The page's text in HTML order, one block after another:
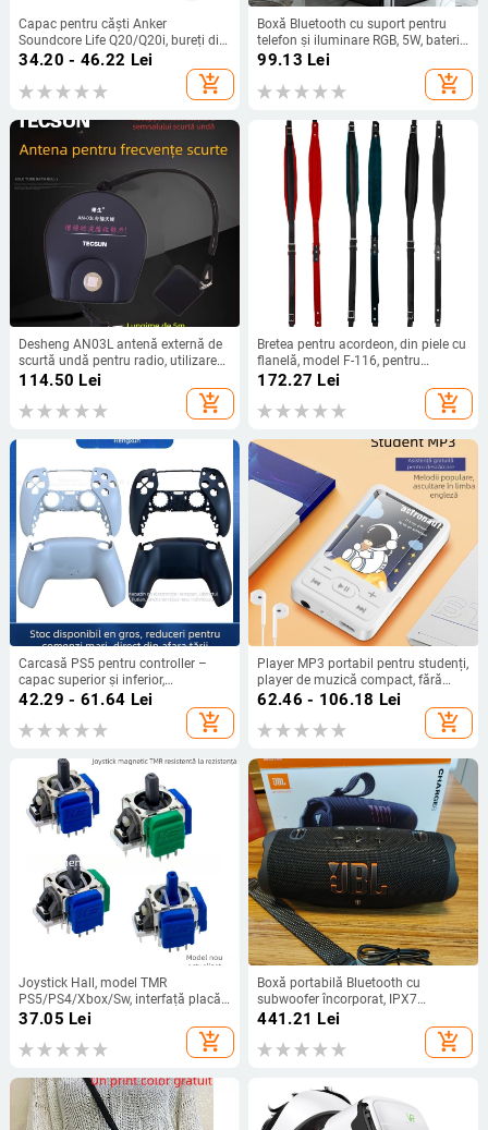
Capac pentru căști Anker
Soundcore Life Q20/Q20i, bureți din
piele proteică, montaj ușor
34.20 - 46.22 Lei
add_shopping_cart
Boxă Bluetooth cu suport pentru
telefon și iluminare RGB, 5W, baterie
încorporată 1200–2000 mAh,
Bluetooth 5.3, răspuns în frecvență
100 Hz–20 kHz, SNR ≥70 dB
99.13 Lei
add_shopping_cart
Desheng AN03L antenă externă de
scurtă undă pentru radio, utilizare
în exterior
114.50 Lei
add_shopping_cart
Bretea pentru acordeon, din piele cu
flanelă, model F-116, pentru
instrumente cu tastatură
172.27 Lei
add_shopping_cart
Carcasă PS5 pentru controller –
capac superior și inferior,
compatibil cu PS5 gamepad, nouă,
42.29 - 61.64 Lei
add_shopping_cart
Player MP3 portabil pentru studenți,
player de muzică compact, fără
înregistrare video
62.46 - 106.18 Lei
add_shopping_cart
Joystick Hall, model TMR
PS5/PS4/Xbox/Sw, interfață placă,
conectare prin sudură, materiale:
37.05 Lei
add_shopping_cart
Boxă portabilă Bluetooth cu
subwoofer încorporat, IPX7
rezistent la apă, 40W, Bluetooth 5.3,
4000mAh
441.21 Lei
add_shopping_cart